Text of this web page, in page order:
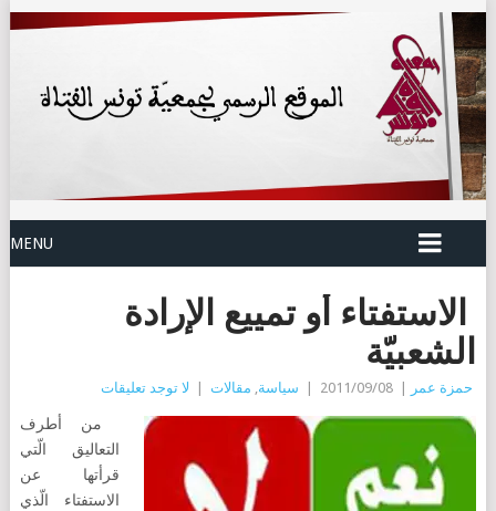
MENU
الاستفتاء أو تمييع الإرادة
الشعبيّة
حمزة عمر 2011/09/08 سياسة, مقالات لا توجد تعليقات
من أطرف
التعاليق الّتي
قرأتها عن
الاستفتاء الّذي